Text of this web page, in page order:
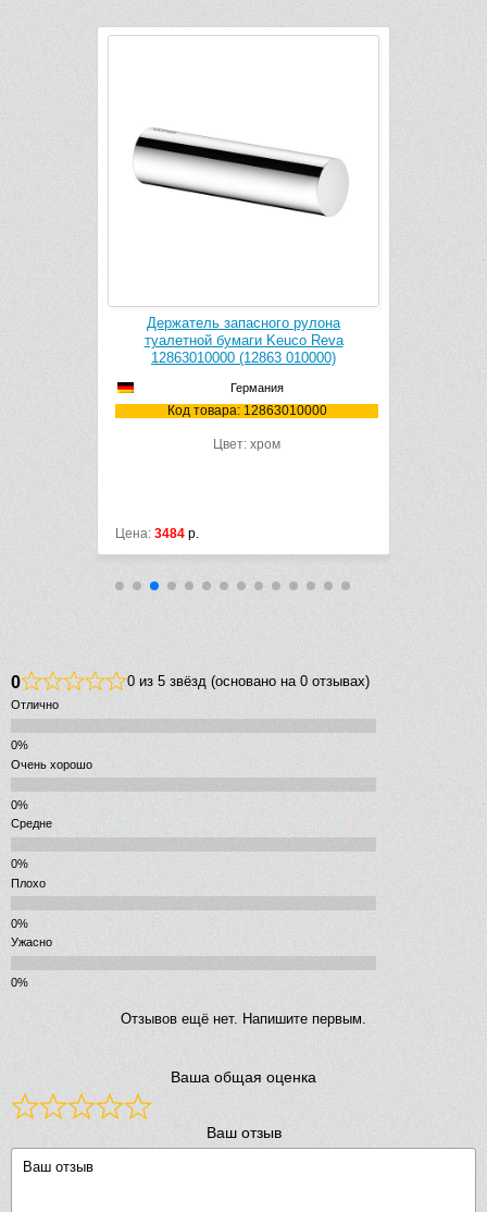
Держатель запасного рулона
туалетной бумаги Keuco Reva
12863010000 (12863 010000)
Германия
Код товара: 12863010000
Цвет: хром
Цена: 3484 р.
0 0 из 5 звёзд (основано на 0 отзывах)
Отлично
Очень хорошо
Средне
Плохо
Ужасно
Отзывов ещё нет. Напишите первым.
Ваша общая оценка
Ваш отзыв